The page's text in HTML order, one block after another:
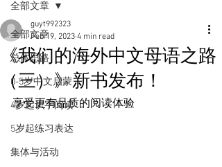
全部文章
总体思路
0-5岁中文启蒙
4岁起识字阅读
5岁起练习表达
集体与活动
全部文章
《我们的海外中文母语之路
（三）》新书发布！
guyt992323
Feb 19, 2023 4 min read
享受更有品质的阅读体验